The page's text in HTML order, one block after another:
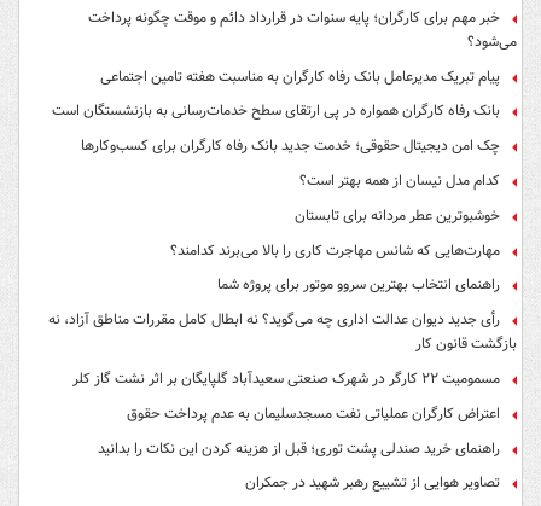
خبر مهم برای کارگران؛ پایه سنوات در قرارداد دائم و موقت چگونه پرداخت
می‌شود؟
پیام تبریک مدیرعامل بانک رفاه کارگران به مناسبت هفته تامین اجتماعی
بانک رفاه کارگران همواره در پی ارتقای سطح خدمات‌رسانی به بازنشستگان است
چک امن دیجیتال حقوقی؛ خدمت جدید بانک رفاه کارگران برای کسب‌وکارها
کدام مدل نیسان از همه بهتر است؟
خوشبوترین عطر مردانه برای تابستان
مهارت‌هایی که شانس مهاجرت کاری را بالا می‌برند کدامند؟
راهنمای انتخاب بهترین سروو موتور برای پروژه شما
رأی جدید دیوان عدالت اداری چه می‌گوید؟ نه ابطال کامل مقررات مناطق آزاد، نه
بازگشت قانون کار
مسمومیت ۲۲ کارگر در شهرک صنعتی سعیدآباد گلپایگان بر اثر نشت گاز کلر
اعتراض کارگران عملیاتی نفت مسجدسلیمان به عدم پرداخت حقوق
راهنمای خرید صندلی پشت توری؛ قبل از هزینه کردن این نکات را بدانید
تصاویر هوایی از تشییع رهبر شهید در جمکران